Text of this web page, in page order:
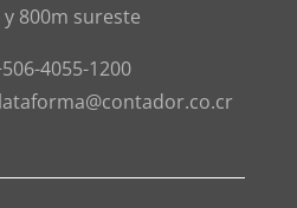
800m sureste
4055-1200